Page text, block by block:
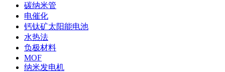
碳纳米管
电催化
钙钛矿太阳能电池
水热法
负极材料
MOF
纳米发电机